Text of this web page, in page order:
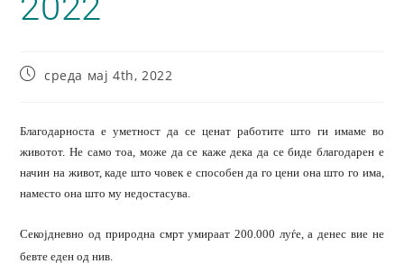
среда мај 4th, 2022
Благодарноста е уметност да се ценат работите што ги имаме во
животот. Не само тоа, може да се каже дека да се биде благодарен е
начин на живот, каде што човек е способен да го цени она што го има,
наместо она што му недостасува.
Секојдневно од природна смрт умираат 200.000 луѓе, а денес вие не
бевте еден од нив.